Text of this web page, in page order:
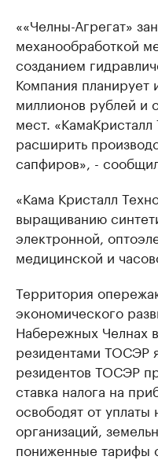
««Челны-Агрегат»
механообработкой
созданием
Компания планирует
миллионов рублей и
мест.
расширить
сапфиров», -
«Кама Кристалл
выращиванию
электронной,
медицинской и
Территория
экономического
Набережных Челнах
резидентами ТОСЭР
резидентов ТОСЭР
ставка налога на
освободят от
организаций,
пониженные тарифы